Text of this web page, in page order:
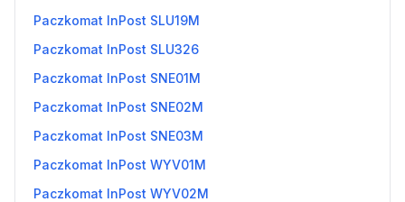
Paczkomat InPost SLU19M
Paczkomat InPost SLU326
Paczkomat InPost SNE01M
Paczkomat InPost SNE02M
Paczkomat InPost SNE03M
Paczkomat InPost WYV01M
Paczkomat InPost WYV02M